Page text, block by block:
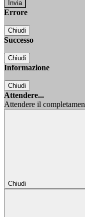
Errore
Chiudi
Successo
Chiudi
Informazione
Chiudi
Attendere...
Attendere il
Chiudi